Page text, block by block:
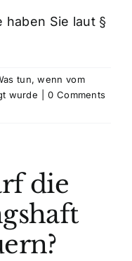
haben Sie laut §
tun, wenn vom
wurde
0 Comments
die